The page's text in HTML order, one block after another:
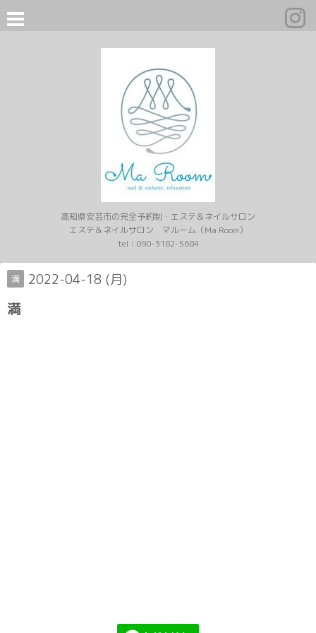
高知県安芸市の完全予約制・エステ＆ネイルサロン
エステ＆ネイルサロン マルーム（Ma Room）
tel : 090-3182-5684
満 2022-04-18 (月)
満